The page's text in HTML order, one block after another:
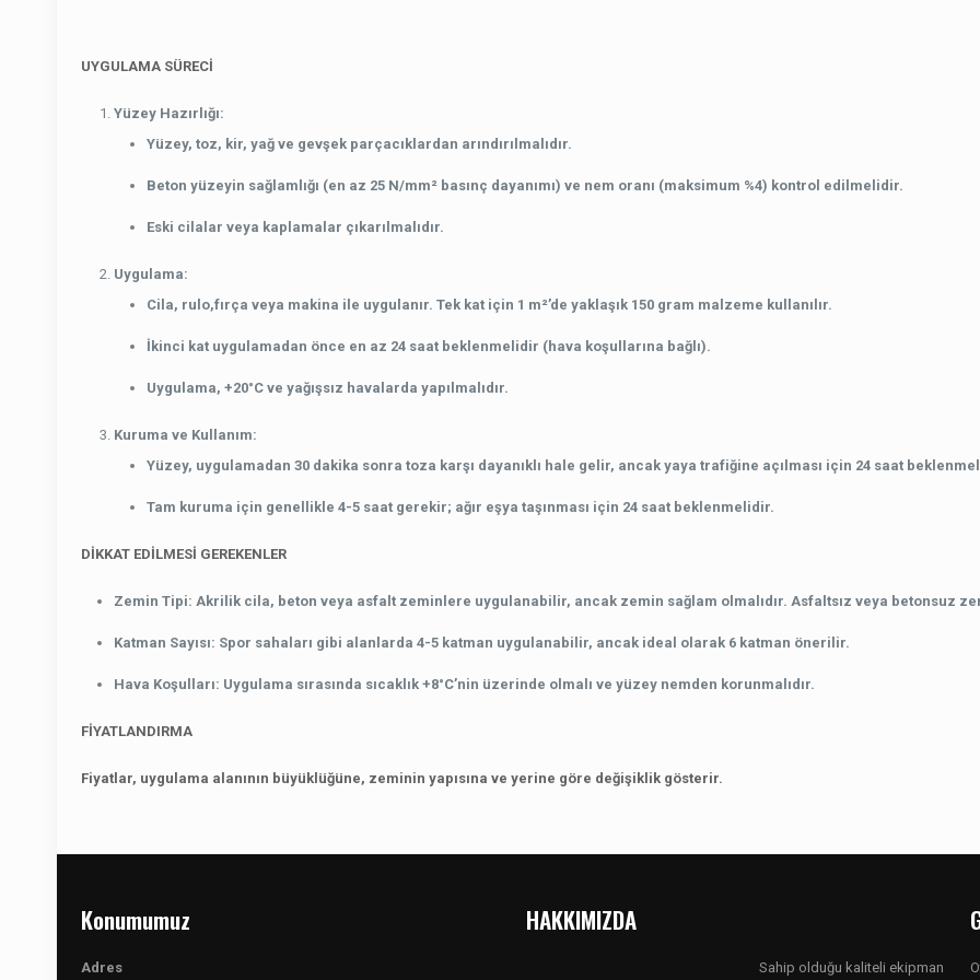
UYGULAMA SÜRECİ
Yüzey Hazırlığı:
Yüzey, toz, kir, yağ ve gevşek parçacıklardan arındırılmalıdır.
Beton yüzeyin sağlamlığı (en az 25 N/mm² basınç dayanımı) ve nem oranı (maksimum %4) kontrol edilmelidir.
Eski cilalar veya kaplamalar çıkarılmalıdır.
Uygulama:
Cila, rulo,fırça veya makina ile uygulanır. Tek kat için 1 m²’de yaklaşık 150 gram malzeme kullanılır.
İkinci kat uygulamadan önce en az 24 saat beklenmelidir (hava koşullarına bağlı).
Uygulama, +20°C ve yağışsız havalarda yapılmalıdır.
Kuruma ve Kullanım:
Yüzey, uygulamadan 30 dakika sonra toza karşı dayanıklı hale gelir, ancak yaya trafiğine açılması için 24 saat
Tam kuruma için genellikle 4-5 saat gerekir; ağır eşya taşınması için 24 saat beklenmelidir.
DİKKAT EDİLMESİ GEREKENLER
Zemin Tipi: Akrilik cila, beton veya asfalt zeminlere uygulanabilir, ancak zemin sağlam olmalıdır. Asfaltsız veya betonsuz
Katman Sayısı: Spor sahaları gibi alanlarda 4-5 katman uygulanabilir, ancak ideal olarak 6 katman önerilir.
Hava Koşulları: Uygulama sırasında sıcaklık +8°C’nin üzerinde olmalı ve yüzey nemden korunmalıdır.
FİYATLANDIRMA
Fiyatlar, uygulama alanının büyüklüğüne, zeminin yapısına ve yerine göre değişiklik gösterir.
Konumumuz
Adres
HAKKIMIZDA
Sahip olduğu kaliteli ekipman